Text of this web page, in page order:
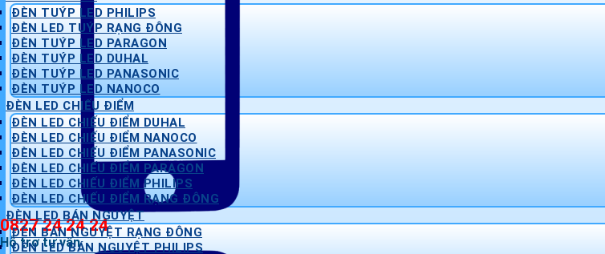
0827 24 24 24
Hỗ trợ tư vấn
ĐÈN TUÝP LED PHILIPS
ĐÈN LED TUÝP RẠNG ĐÔNG
ĐÈN TUÝP LED PARAGON
ĐÈN TUÝP LED DUHAL
ĐÈN TUÝP LED PANASONIC
ĐÈN TUÝP LED NANOCO
ĐÈN LED CHIẾU ĐIỂM
ĐÈN LED CHIẾU ĐIỂM DUHAL
ĐÈN LED CHIẾU ĐIỂM NANOCO
ĐÈN LED CHIẾU ĐIỂM PANASONIC
ĐÈN LED CHIẾU ĐIỂM PARAGON
ĐÈN LED CHIẾU ĐIỂM PHILIPS
ĐÈN LED CHIẾU ĐIỂM RẠNG ĐÔNG
ĐÈN LED BÁN NGUYỆT
ĐÈN BÁN NGUYỆT RẠNG ĐÔNG
ĐÈN LED BÁN NGUYỆT PHILIPS